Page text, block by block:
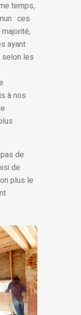
temps,
: ces
ayant
selon les
à nos
de
de
plus le